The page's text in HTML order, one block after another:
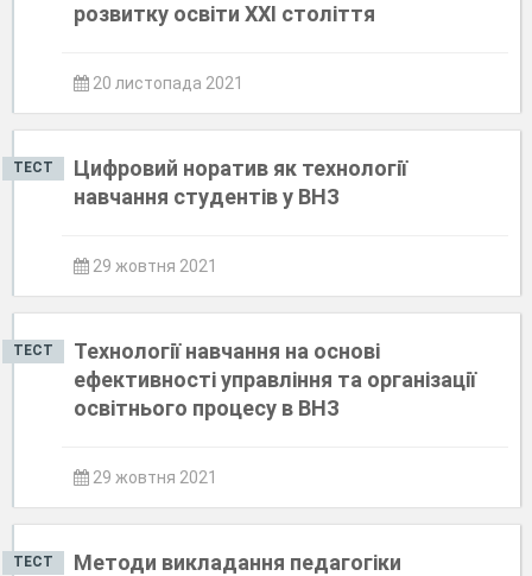
розвитку освіти ХХІ століття
20 листопада 2021
ТЕСТ
Цифровий норатив як технології
навчання студентів у ВНЗ
29 жовтня 2021
ТЕСТ
Технології навчання на основі
ефективності управління та організації
освітнього процесу в ВНЗ
29 жовтня 2021
ТЕСТ Методи викладання педагогіки